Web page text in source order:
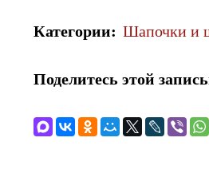
Категории: Шапочки и
Поделитесь этой